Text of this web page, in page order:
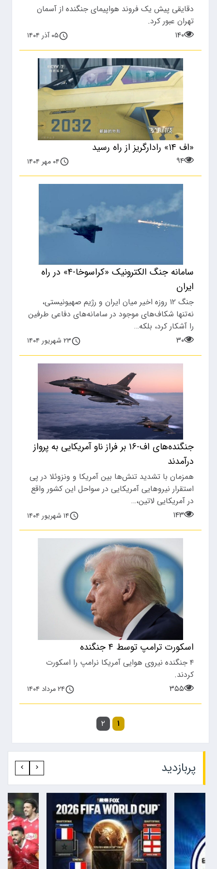
دقایقی پیش یک فروند هواپیمای جنگنده از آسمان
تهران عبور کرد.
۱۴۰
۰۵ آذر ۱۴۰۴
«اف ۱۴» رادارگریز از راه رسید
۹۴ ۰۴ مهر ۱۴۰۴
سامانه جنگ الکترونیک «کراسوخا-۴» در راه
ایران
جنگ ۱۲ روزه اخیر میان ایران و رژیم صهیونیستی،
نه‌تنها شکاف‌های موجود در سامانه‌های دفاعی طرفین
را آشکار کرد، بلکه…
۳۰
۲۳ شهریور ۱۴۰۴
جنگنده‌های اف-۱۶ بر فراز ناو آمریکایی به پرواز
درآمدند
همزمان با تشدید تنش‌ها بین آمریکا و ونزوئلا در پی
استقرار نیروهایی آمریکایی در سواحل این کشور واقع
در آمریکایی لاتین،…
۱۴۳
۱۴ شهریور ۱۴۰۴
اسکورت ترامپ توسط ۴ جنگنده
۴ جنگنده نیروی هوایی آمریکا نرامپ را اسکورت
کردند.
۳۵۵
۲۴ مرداد ۱۴۰۴
۱ ۲
پربازدید‍